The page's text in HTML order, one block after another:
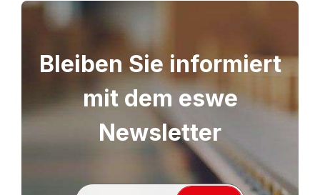
Bleiben Sie informiert
mit dem eswe
Newsletter